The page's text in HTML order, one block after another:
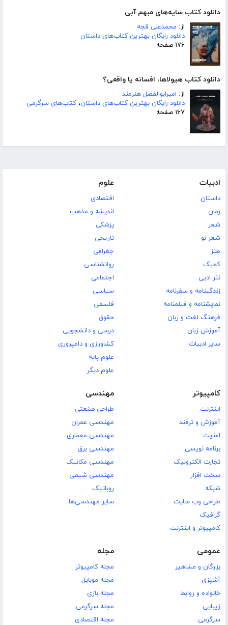
دانلود کتاب سایه‌های مبهم آبی
از: محمدعلی قجه
دانلود رایگان بهترین کتاب‌های داستان
۱۷۶ صفحه
دانلود کتاب هیولاها، افسانه یا واقعی؟
از: امیرابوالفضل هنرمند
دانلود رایگان بهترین کتاب‌های داستان، کتاب‌های سرگرمی
۱۶۷ صفحه
ادبیات
داستان
رمان
شعر
شعر نو
طنز
کمیک
نثر ادبی
زندگینامه و سفرنامه
نمایشنامه و فیلمنامه
فرهنگ لغت و زبان
آموزش زبان
سایر ادبیات
علوم
اقتصادی
اندیشه و مذهب
پزشکی
تاریخی
جغرافی
روانشناسی
اجتماعی
سیاسی
فلسفی
حقوق
درسی و دانشجویی
کشاورزی و دامپروری
علوم پایه
علوم دیگر
کامپیوتر
اینترنت
آموزش و ترفند
امنیت
برنامه نویسی
تجارت الکترونیک
سخت افزار
شبکه
طراحی وب سایت
گرافیک
کامپیوتر و اینترنت
مهندسی
طراحی صنعتی
مهندسی عمران
مهندسی معماری
مهندسی برق
مهندسی مکانیک
مهندسی شیمی
روباتیک
سایر مهندسی‌ها
عمومی
بزرگان و مشاهیر
آشپزی
خانواده و روابط
زیبایی
سرگرمی
مجله
مجله کامپیوتر
مجله موبایل
مجله بازی
مجله سرگرمی
مجله اقتصادی